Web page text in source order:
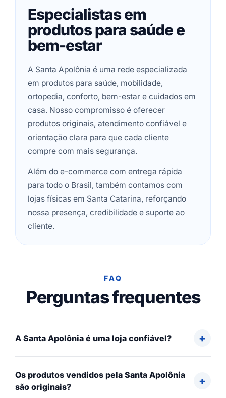
Especialistas em
produtos para saúde e
bem-estar
A Santa Apolônia é uma rede especializada
em produtos para saúde, mobilidade,
ortopedia, conforto, bem-estar e cuidados em
casa. Nosso compromisso é oferecer
produtos originais, atendimento confiável e
orientação clara para que cada cliente
compre com mais segurança.
Além do e-commerce com entrega rápida
para todo o Brasil, também contamos com
lojas físicas em Santa Catarina, reforçando
nossa presença, credibilidade e suporte ao
cliente.
FAQ
Perguntas frequentes
A Santa Apolônia é uma loja confiável?
Os produtos vendidos pela Santa Apolônia
são originais?